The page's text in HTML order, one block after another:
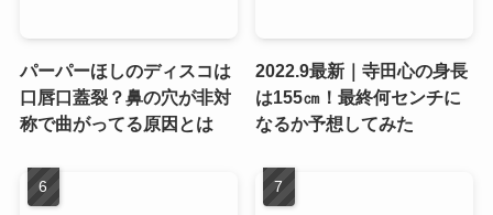
パーパーほしのディスコは
口唇口蓋裂？鼻の穴が非対
称で曲がってる原因とは
2022.9最新｜寺田心の身長
は155㎝！最終何センチに
なるか予想してみた